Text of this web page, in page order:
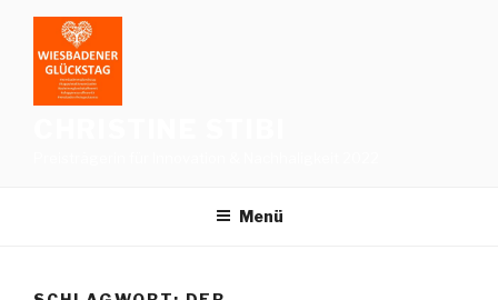
springen
Menü